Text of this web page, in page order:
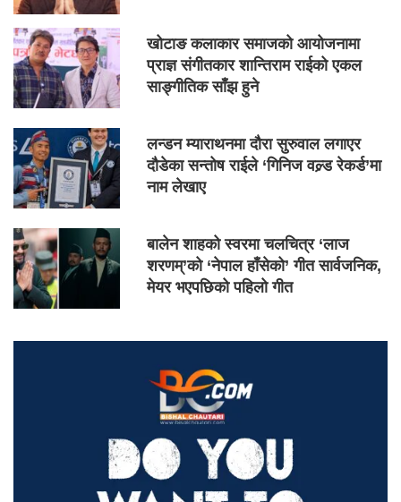
खोटाङ कलाकार समाजको आयोजनामा
प्राज्ञ संगीतकार शान्तिराम राईको एकल
साङ्गीतिक साँझ हुने
लन्डन म्याराथनमा दौरा सुरुवाल लगाएर
दौडेका सन्तोष राईले ‘गिनिज वल्र्ड रेकर्ड’मा
नाम लेखाए
बालेन शाहको स्वरमा चलचित्र ‘लाज
शरणम्’को ‘नेपाल हाँसेको’ गीत सार्वजनिक,
मेयर भएपछिको पहिलो गीत